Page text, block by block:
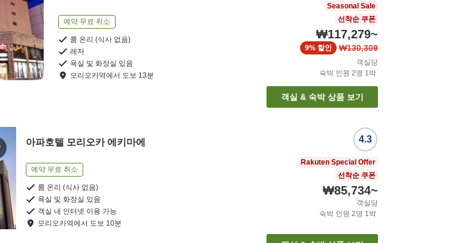
예약 무료 취소
룸 온리 (식사 없음)
레저
욕실 및 화장실 있음
모리오카역에서 도보 13분
Seasonal Sale
선착순 쿠폰
₩117,279~
₩130,309
9% 할인
객실당
숙박 인원 2명 1박
객실 & 숙박 상품 보기
아파호텔 모리오카 에키마에
예약 무료 취소
룸 온리 (식사 없음)
욕실 및 화장실 있음
객실 내 인터넷 이용 가능
모리오카역에서 도보 10분
4.3
Rakuten Special Offer
선착순 쿠폰
₩85,734~
객실당
숙박 인원 2명 1박